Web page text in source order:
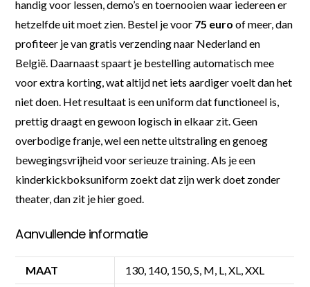
handig voor lessen, demo’s en toernooien waar iedereen er
hetzelfde uit moet zien. Bestel je voor 75 euro of meer, dan
profiteer je van gratis verzending naar Nederland en
België. Daarnaast spaart je bestelling automatisch mee
voor extra korting, wat altijd net iets aardiger voelt dan het
niet doen. Het resultaat is een uniform dat functioneel is,
prettig draagt en gewoon logisch in elkaar zit. Geen
overbodige franje, wel een nette uitstraling en genoeg
bewegingsvrijheid voor serieuze training. Als je een
kinderkickboksuniform zoekt dat zijn werk doet zonder
theater, dan zit je hier goed.
Aanvullende informatie
MAAT 130, 140, 150, S, M, L, XL, XXL